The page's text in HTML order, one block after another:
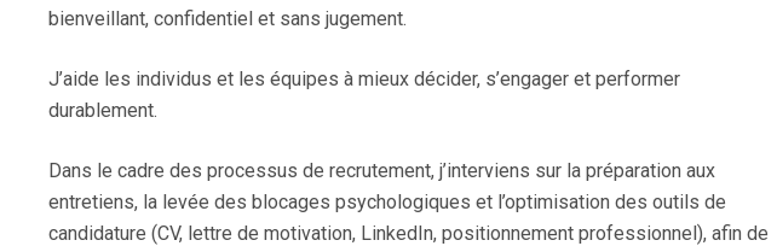
bienveillant, confidentiel et sans jugement.
J’aide les individus et les équipes à mieux décider, s’engager et performer
durablement.
Dans le cadre des processus de recrutement, j’interviens sur la préparation aux
entretiens, la levée des blocages psychologiques et l’optimisation des outils de
candidature (CV, lettre de motivation, LinkedIn, positionnement professionnel), afin de